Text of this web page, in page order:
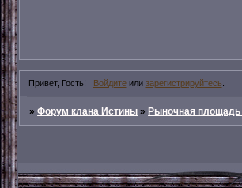
Привет, Гость! Войдитеили зарегистрируйтесь
»Форум клана Истины »Рыночная площадь